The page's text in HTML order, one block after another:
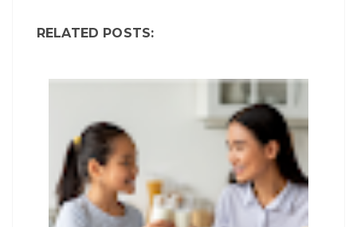
RELATED POSTS: